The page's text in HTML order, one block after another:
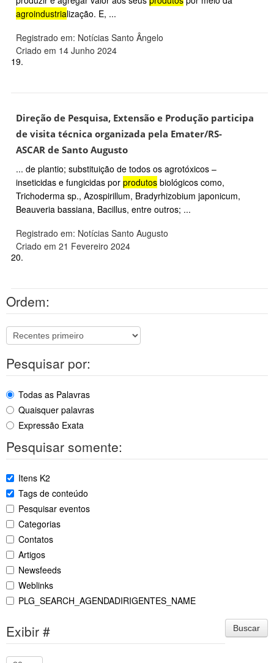
agroindustrialização. E, ...
Registrado em: Notícias Santo Ângelo
Criado em 14 Junho 2024
19.
Direção de Pesquisa, Extensão e Produção participa
de visita técnica organizada pela Emater/RS-
ASCAR de Santo Augusto
... de plantio; substituição de todos os agrotóxicos –
inseticidas e fungicidas por produtos biológicos como,
Trichoderma sp., Azospirillum, Bradyrhizobium japonicum,
Beauveria bassiana, Bacillus, entre outros; ...
Registrado em: Notícias Santo Augusto
Criado em 21 Fevereiro 2024
20.
Ordem:
Pesquisar por:
Todas as Palavras
Quaisquer palavras
Expressão Exata
Pesquisar somente:
Itens K2
Tags de conteúdo
Pesquisar eventos
Categorias
Contatos
Artigos
Newsfeeds
Weblinks
PLG_SEARCH_AGENDADIRIGENTES_NAME
Buscar
Exibir #